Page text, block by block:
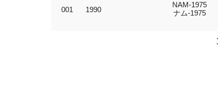
001 1990
NAM-1975
ナム-1975